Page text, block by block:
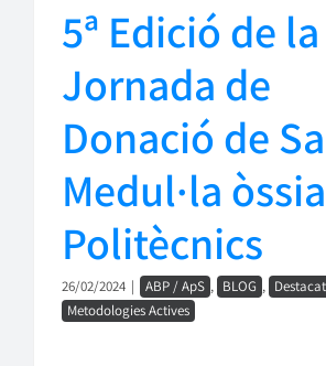
5ª Edició de la
Jornada de
Donació de
Medul·la
Politècnics
26/02/2024 | ABP / ApS , BLOG ,
Metodologies Actives